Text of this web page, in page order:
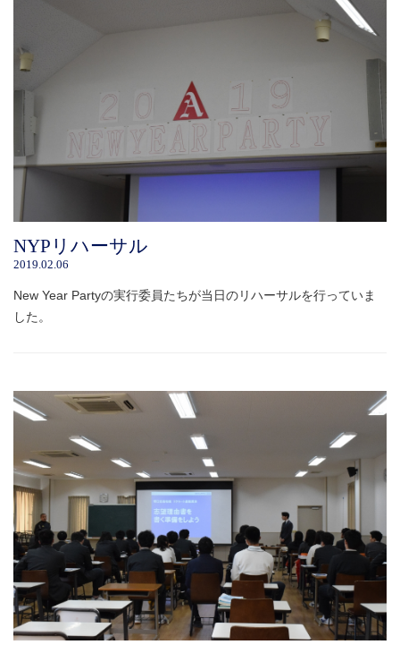
NYPリハーサル
2019.02.06
New Year Partyの実行委員たちが当日のリハーサルを行っていま
した。